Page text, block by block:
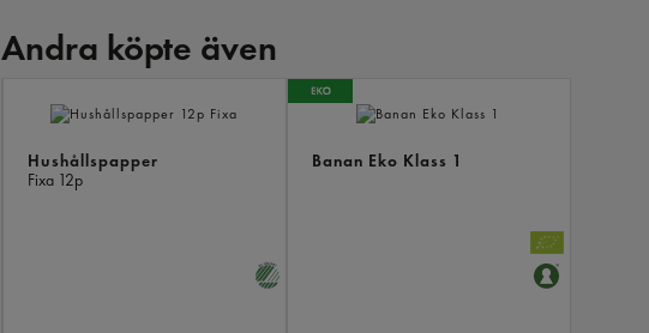
Andra köpte även
Hushållspapper
Fixa 12p
Banan Eko Klass 1